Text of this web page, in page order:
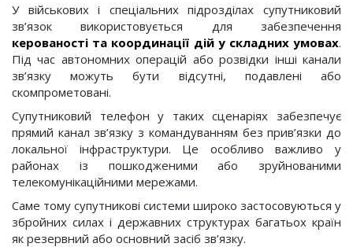
У військових і спеціальних підрозділах супутниковий
зв’язок використовується для забезпечення
керованості та координації дій у складних умовах.
Під час автономних операцій або розвідки інші канали
зв’язку можуть бути відсутні, подавлені або
скомпрометовані.
Супутниковий телефон у таких сценаріях забезпечує
прямий канал зв’язку з командуванням без прив’язки до
локальної інфраструктури. Це особливо важливо у
районах із пошкодженими або зруйнованими
телекомунікаційними мережами.
Саме тому супутникові системи широко застосовуються у
збройних силах і державних структурах багатьох країн
як резервний або основний засіб зв’язку.